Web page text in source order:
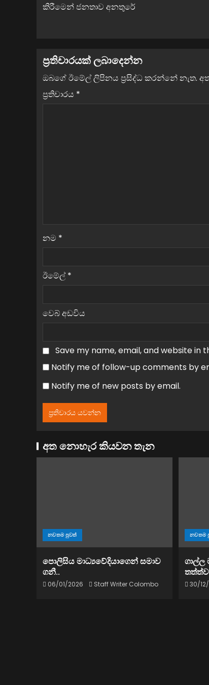
කිරීමෙන් ජනතාව අනතුරේ
ප්‍රතිචාරයක් ලබාදෙන්න
ඔබගේ ඊමේල් ලිපිනය ප්‍රසිද්ධ කරන්නේ නැත.
ප්‍රතිචාරය *
නම *
ඊමේල් *
වෙබ් අඩවිය
Save my name, email, and website
Notify me of follow-up comments by
Notify me of new posts by email.
අත නොහැර කියවන තැන
නවතම පුවත්
පොලිසිය මාධ්‍යවේදියාගෙන් සමාව
ගනී..
06/01/2026 Staff Writer Colombo
නවතම
30/